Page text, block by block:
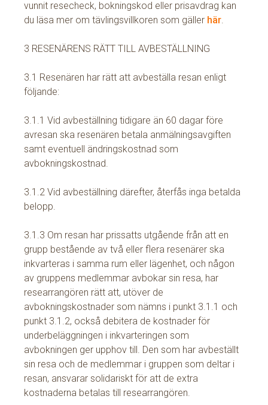
vunnit resecheck, bokningskod eller prisavdrag kan
du läsa mer om tävlingsvillkoren som gäller här.
3 RESENÄRENS RÄTT TILL AVBESTÄLLNING
3.1 Resenären har rätt att avbeställa resan enligt
följande:
3.1.1 Vid avbeställning tidigare än 60 dagar före
avresan ska resenären betala anmälningsavgiften
samt eventuell ändringskostnad som
avbokningskostnad.
3.1.2 Vid avbeställning därefter, återfås inga betalda
belopp.
3.1.3 Om resan har prissatts utgående från att en
grupp bestående av två eller flera resenärer ska
inkvarteras i samma rum eller lägenhet, och någon
av gruppens medlemmar avbokar sin resa, har
researrangören rätt att, utöver de
avbokningskostnader som nämns i punkt 3.1.1 och
punkt 3.1.2, också debitera de kostnader för
underbeläggningen i inkvarteringen som
avbokningen ger upphov till. Den som har avbeställt
sin resa och de medlemmar i gruppen som deltar i
resan, ansvarar solidariskt för att de extra
kostnaderna betalas till researrangören.